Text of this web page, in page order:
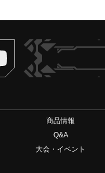
ヴァンガードch
商品情報
Q&A
大会・イベント